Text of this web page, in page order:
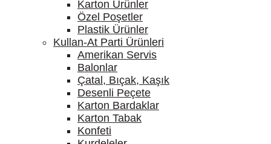
Karton Ürünler
Özel Poşetler
Plastik Ürünler
Kullan-At Parti Ürünleri
Amerikan Servis
Balonlar
Çatal, Bıçak, Kaşık
Desenli Peçete
Karton Bardaklar
Karton Tabak
Konfeti